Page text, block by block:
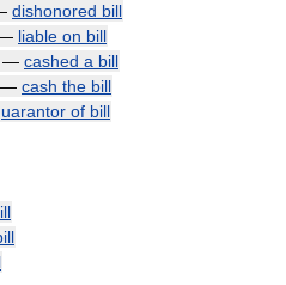
dishonored bill
liable on bill
— cashed a bill
— cash the bill
of bill